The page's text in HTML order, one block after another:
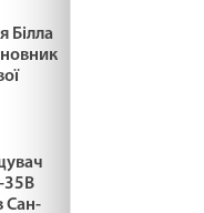
а
Білла
35B
Сан-